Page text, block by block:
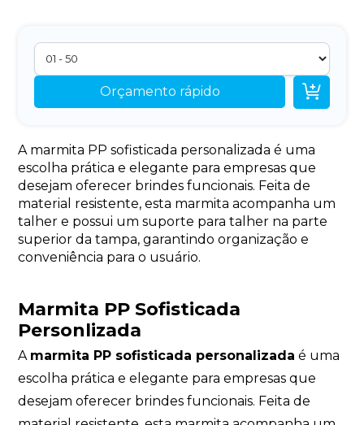
Orçamento rápido 
A marmita PP sofisticada personalizada é uma
escolha prática e elegante para empresas que
desejam oferecer brindes funcionais. Feita de
material resistente, esta marmita acompanha um
talher e possui um suporte para talher na parte
superior da tampa, garantindo organização e
conveniência para o usuário.
Marmita PP Sofisticada
Personlizada
A marmita PP sofisticada personalizada é uma
escolha prática e elegante para empresas que
desejam oferecer brindes funcionais. Feita de